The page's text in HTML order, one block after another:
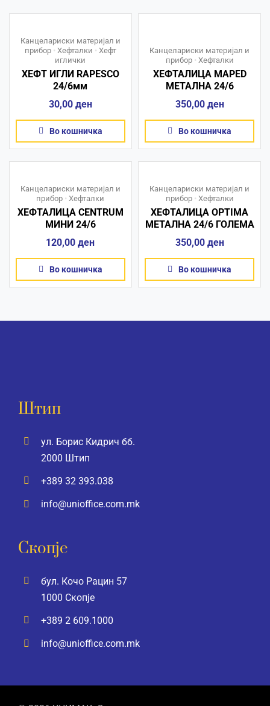
Канцелариски материјал и
прибор• Хефталки • Хефт
иглички
ХЕФТ ИГЛИ RAPESCO
24/6мм
30,00 ден
Во кошничка
Канцелариски материјал и
прибор• Хефталки
ХЕФТАЛИЦА MAPED
МЕТАЛНА 24/6
350,00 ден
Во кошничка
Канцелариски материјал и
прибор •Хефталки
ХЕФТАЛИЦА CENTRUM
МИНИ 24/6
120,00ден
Во кошничка
Канцелариски материјал и
прибор• Хефталки
ХЕФТАЛИЦА OPTIMA
МЕТАЛНА 24/6 ГОЛЕМА
350,00 ден
Во кошничка
Штип
ул. Борис Кидрич бб.
2000 Штип
+389 32 393.038
info@unioffice.com.mk
Скопје
бул. Кочо Рацин 57
1000 Скопје
+389 2 609.1000
info@unioffice.com.mk